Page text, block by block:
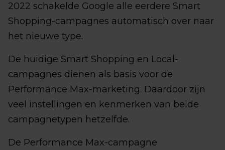
2022 schakelde Google alle eerdere Smart
Shopping-campagnes automatisch over naar
het nieuwe type.
De huidige Smart Shopping en Local-
campagnes dienen als basis voor de
Performance Max-marketing. Daardoor zijn
veel instellingen en kenmerken van beide
campagnetypen hetzelfde.
De Performance Max-campagne